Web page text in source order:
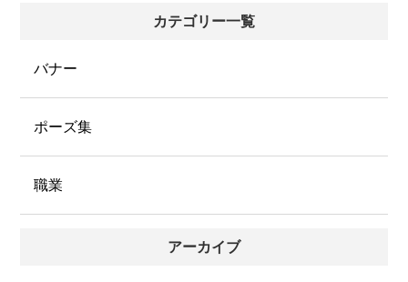
カテゴリー一覧
バナー
ポーズ集
職業
アーカイブ